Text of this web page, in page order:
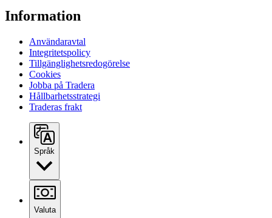
Information
Användaravtal
Integritetspolicy
Tillgänglighetsredogörelse
Cookies
Jobba på Tradera
Hållbarhetsstrategi
Traderas frakt
Språk
Valuta